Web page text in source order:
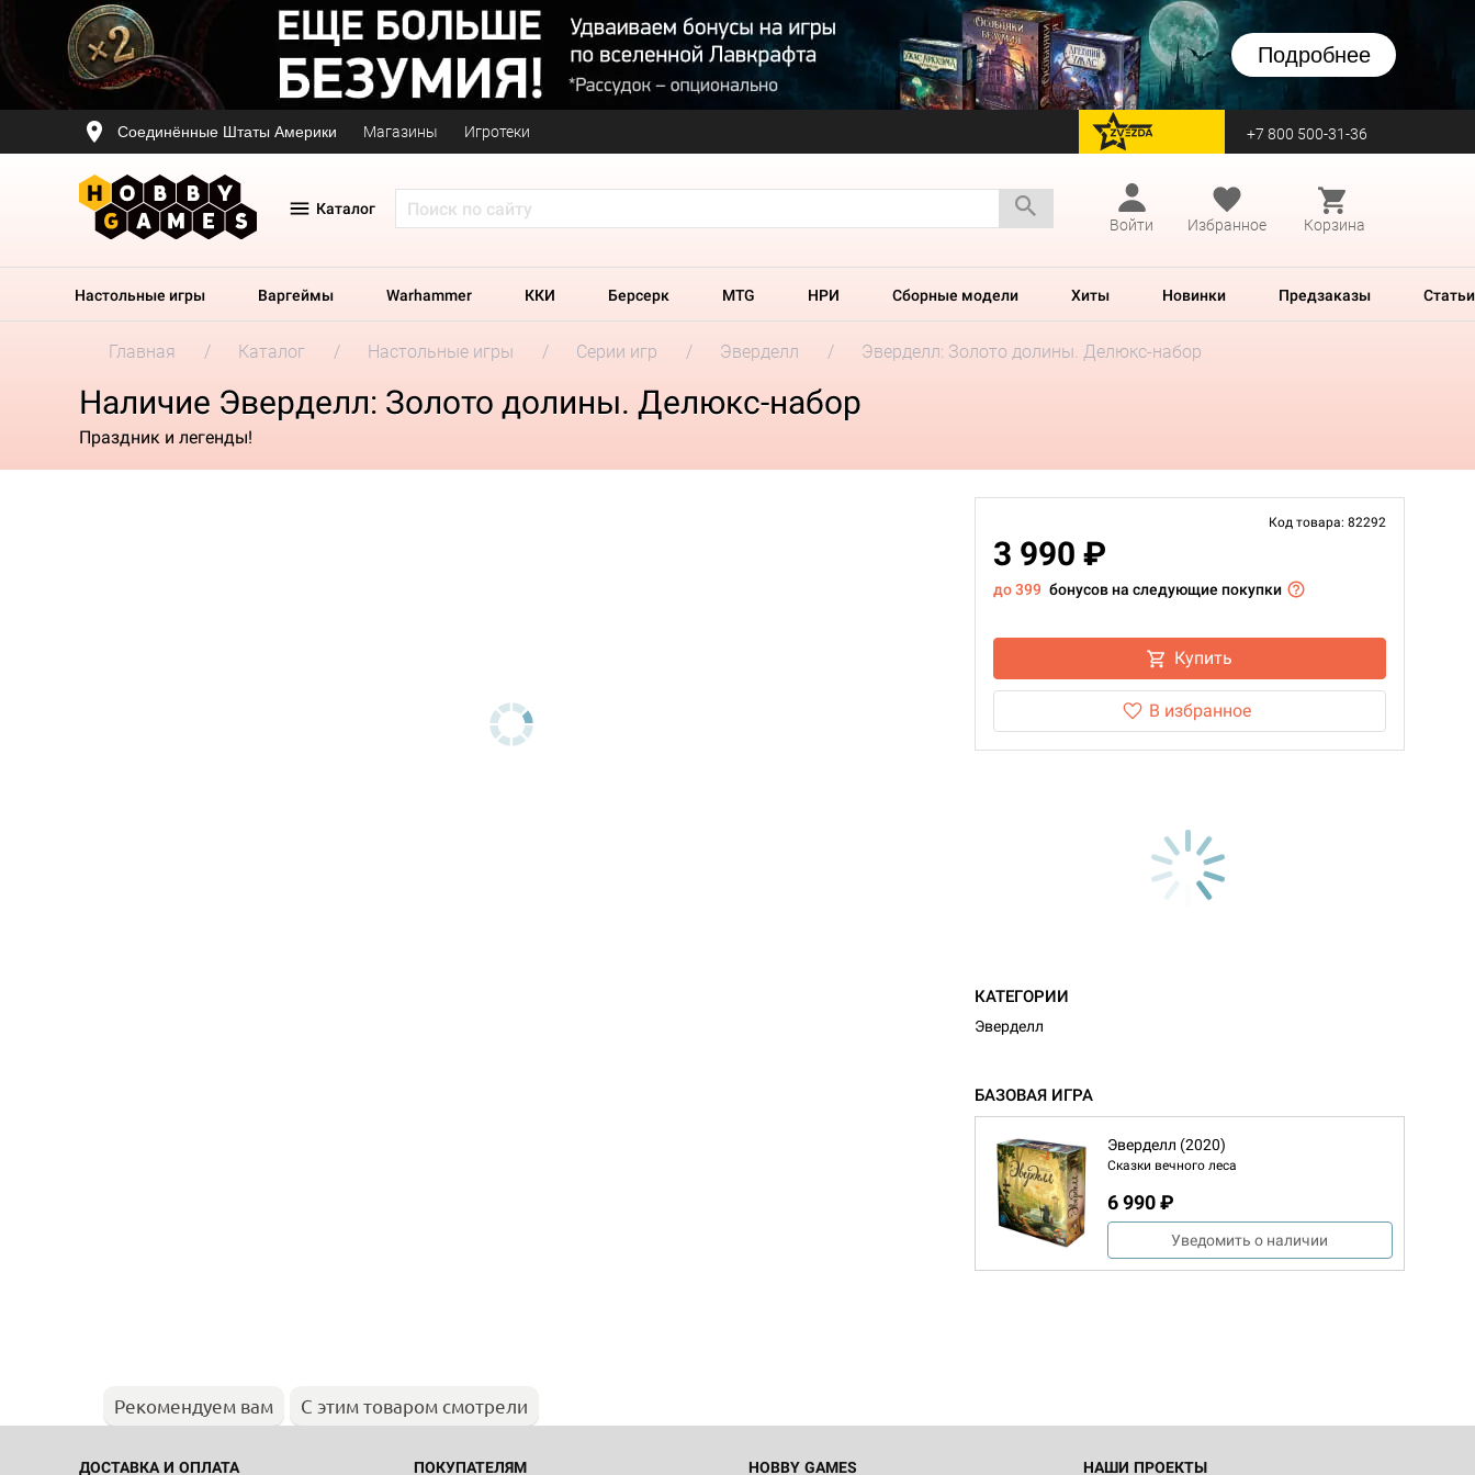
Подробнее
Соединённые Штаты Америки Магазины Игротеки перейти на Zvezda +7 800 500-31-36
Каталог
Войти
Избранное Корзина
Настольные игры Варгеймы Warhammer ККИ Берсерк MTG НРИ Сборные модели Хиты Новинки Предзаказы Статьи
Главная Каталог Настольные игры Серии игр Эверделл Эверделл: Золото долины. Делюкс-набор
Наличие Эверделл: Золото долины. Делюкс-набор
Праздник и легенды!
Код товара: 82292
3 990 ₽
до 399 бонусов на следующие покупки
Купить
В избранное
КАТЕГОРИИ
Эверделл
БАЗОВАЯ ИГРА
Эверделл (2020)
Сказки вечного леса
6 990 ₽
Уведомить о наличии
Рекомендуем вам С этим товаром смотрели
ДОСТАВКА И ОПЛАТА ПОКУПАТЕЛЯМ HOBBY GAMES НАШИ ПРОЕКТЫ